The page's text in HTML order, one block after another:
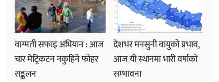
वाग्मती सफाइ अभियान : आज
चार मेट्रिकटन नकुहिने फोहर
सङ्कलन
देशभर मनसुनी वायुको प्रभाव,
आज यी स्थानमा भारी वर्षाको
सम्भावना